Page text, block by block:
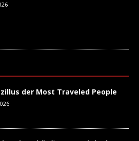
der Most Traveled People